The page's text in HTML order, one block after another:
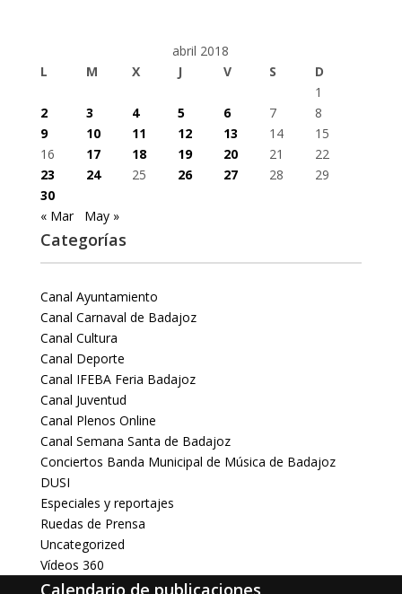
abril 2018
L
M X J V S
D
1
2
3 4 5 6 7
8
9
10 11 12 13 14
15
16
17 18 19 20 21
22
23
24 25 26 27 28
29
30
« Mar
May »
Categorías
Canal Ayuntamiento
Canal Carnaval de Badajoz
Canal Cultura
Canal Deporte
Canal IFEBA Feria Badajoz
Canal Juventud
Canal Plenos Online
Canal Semana Santa de Badajoz
Conciertos Banda Municipal de Música de Badajoz
DUSI
Especiales y reportajes
Ruedas de Prensa
Uncategorized
Vídeos 360
Calendario de publicaciones